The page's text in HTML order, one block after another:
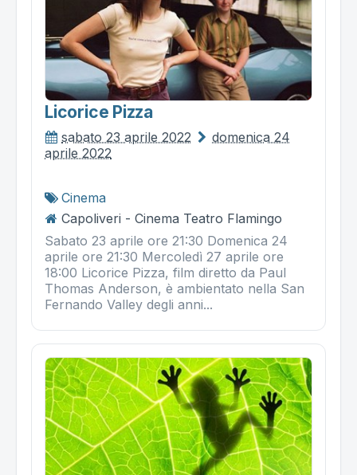
Licorice Pizza
sabato 23 aprile 2022
domenica 24
aprile 2022
Cinema
Capoliveri - Cinema Teatro Flamingo
Sabato 23 aprile ore 21:30 Domenica 24
aprile ore 21:30 Mercoledì 27 aprile ore
18:00 Licorice Pizza, film diretto da Paul
Thomas Anderson, è ambientato nella San
Fernando Valley degli anni...